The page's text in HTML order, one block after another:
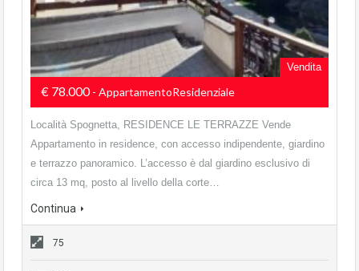
Vendita
€ 78.000- AppartamentoResidenziale
Località Spognetta, RESIDENCE LE TERRAZZE Vende
Appartamento in residence, con accesso indipendente, giardino
e terrazzo panoramico. L’accesso è dal giardino esclusivo di
circa 13 mq, posto al livello della corte…
Continua
75